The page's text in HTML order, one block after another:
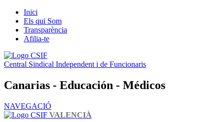
Inici
Els qui Som
Transparència
Afilia-te
Central Sindical Independent i de Funcionaris
Canarias - Educación - Médicos
NAVEGACIÓ
VALENCIÀ